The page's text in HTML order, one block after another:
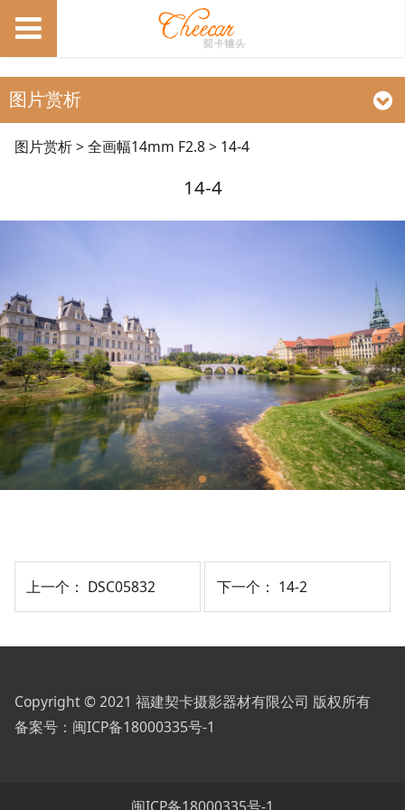
图片赏析
14-4
图片赏析>全画幅14mm F2.8> 14-4
14-4
上一个： DSC05832 下一个： 14-2
Copyright © 2021 福建契卡摄影器材有限公司 版权所有
备案号： 闽ICP备18000335号-1